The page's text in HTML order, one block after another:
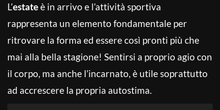
L’estateè in arrivo e l’attività sportiva
rappresenta un elemento fondamentale per
ritrovare la forma ed essere così pronti più che
mai alla bella stagione! Sentirsi a proprio agio con
il corpo, ma anche l’incarnato, è utile soprattutto
ad accrescere la propria autostima.